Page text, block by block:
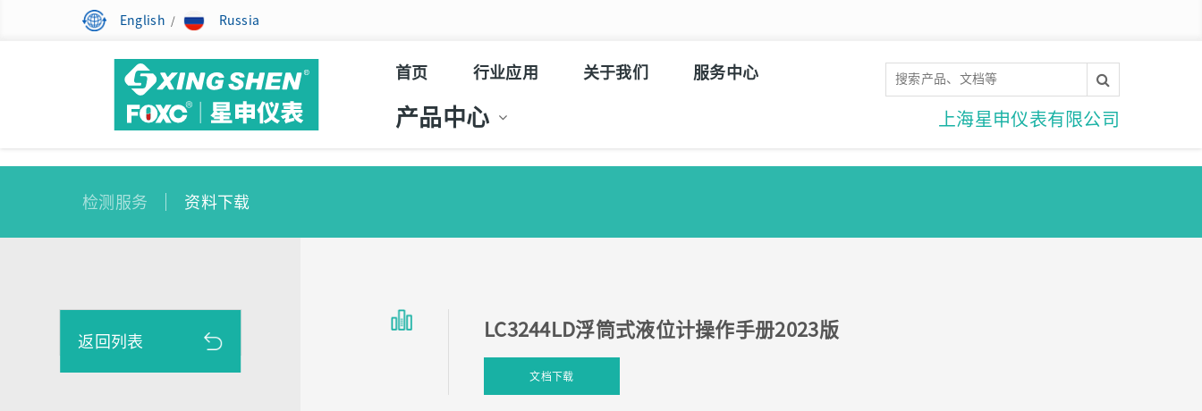
English / Russia
首页 行业应用 关于我们 服务中心
产品中心 上海星申仪表有限公司
检测服务 资料下载
返回列表
LC3244LD浮筒式液位计操作手册2023版
文档下载